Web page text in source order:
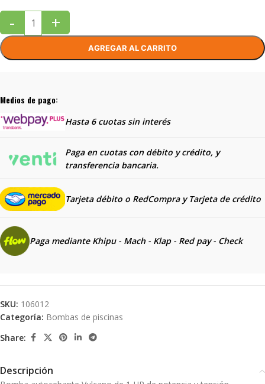
- +
AGREGAR AL CARRITO
Medios de pago:
Hasta 6 cuotas sin interés
Paga en cuotas con débito y crédito, y
transferencia bancaria.
Tarjeta débito o RedCompra y Tarjeta de crédito
Paga mediante Khipu - Mach - Klap - Red pay - Check
SKU: 106012
Categoría: Bombas de piscinas
Share:
Descripción